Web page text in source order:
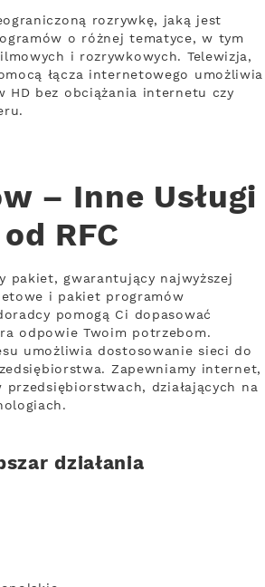
rozrywkę, jaką jest
o różnej tematyce, w tym
i rozrywkowych. Telewizja,
łącza internetowego umożliwia
HD bez obciążania internetu czy
– Inne Usługi
od RFC
pakiet, gwarantujący najwyższej
i pakiet programów
pomogą Ci dopasować
odpowie Twoim potrzebom.
umożliwia dostosowanie sieci do
Zapewniamy internet,
działających na
działania